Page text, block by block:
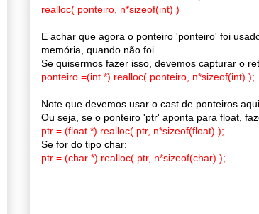
realloc( ponteiro, n*sizeof(int) )
E achar que agora o ponteiro 'ponteiro' foi
memória, quando não foi.
Se quisermos fazer isso, devemos capturar o
ponteiro =(int *) realloc( ponteiro, n*sizeof(int) );
Note que devemos usar o cast de ponteiros
Ou seja, se o ponteiro 'ptr' aponta para float,
ptr = (float *) realloc( ptr, n*sizeof(float) );
Se for do tipo char:
ptr = (char *) realloc( ptr, n*sizeof(char) );